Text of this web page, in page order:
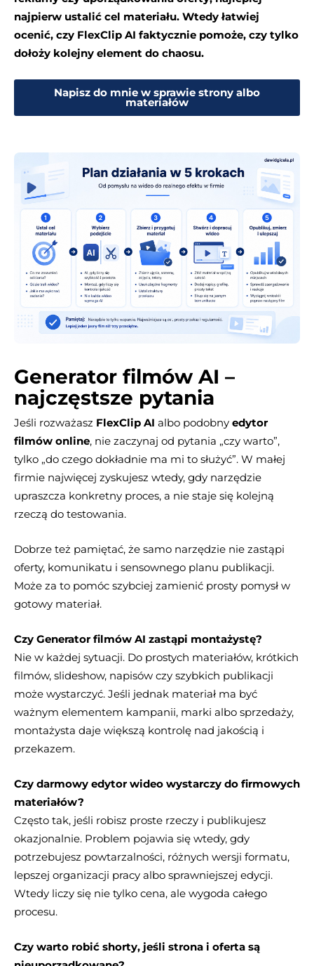
najpierw ustalić cel materiału. Wtedy łatwiej
ocenić, czy FlexClip AI faktycznie pomoże, czy tylko
dołoży kolejny element do chaosu.
Napisz do mnie w sprawie strony albo
materiałów
Generator filmów AI –
najczęstsze pytania
Jeśli rozważasz FlexClip AI albo podobny edytor
filmów online, nie zaczynaj od pytania „czy warto”,
tylko „do czego dokładnie ma mi to służyć”. W małej
firmie najwięcej zyskujesz wtedy, gdy narzędzie
upraszcza konkretny proces, a nie staje się kolejną
rzeczą do testowania.
Dobrze też pamiętać, że samo narzędzie nie zastąpi
oferty, komunikatu i sensownego planu publikacji.
Może za to pomóc szybciej zamienić prosty pomysł w
gotowy materiał.
Czy Generator filmów AI zastąpi montażystę?
Nie w każdej sytuacji. Do prostych materiałów, krótkich
filmów, slideshow, napisów czy szybkich publikacji
może wystarczyć. Jeśli jednak materiał ma być
ważnym elementem kampanii, marki albo sprzedaży,
montażysta daje większą kontrolę nad jakością i
przekazem.
Czy darmowy edytor wideo wystarczy do firmowych
materiałów?
Często tak, jeśli robisz proste rzeczy i publikujesz
okazjonalnie. Problem pojawia się wtedy, gdy
potrzebujesz powtarzalności, różnych wersji formatu,
lepszej organizacji pracy albo sprawniejszej edycji.
Wtedy liczy się nie tylko cena, ale wygoda całego
procesu.
Czy warto robić shorty, jeśli strona i oferta są